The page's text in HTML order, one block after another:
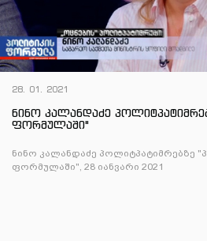
28. 01. 2021
ნინო კალანდაძე
ფორმულაში"
ნინო კალანდაძე პოლიტპატიმრებზე
ფორმულაში", 28 იანვარი 2021